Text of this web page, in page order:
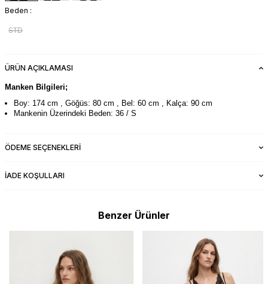
Beden :
STD
ÜRÜN AÇIKLAMASI
Manken Bilgileri;
Boy: 174 cm , Göğüs: 80 cm , Bel: 60 cm , Kalça: 90 cm
Mankenin Üzerindeki Beden: 36 / S
ÖDEME SEÇENEKLERI
İADE KOŞULLARI
Benzer Ürünler